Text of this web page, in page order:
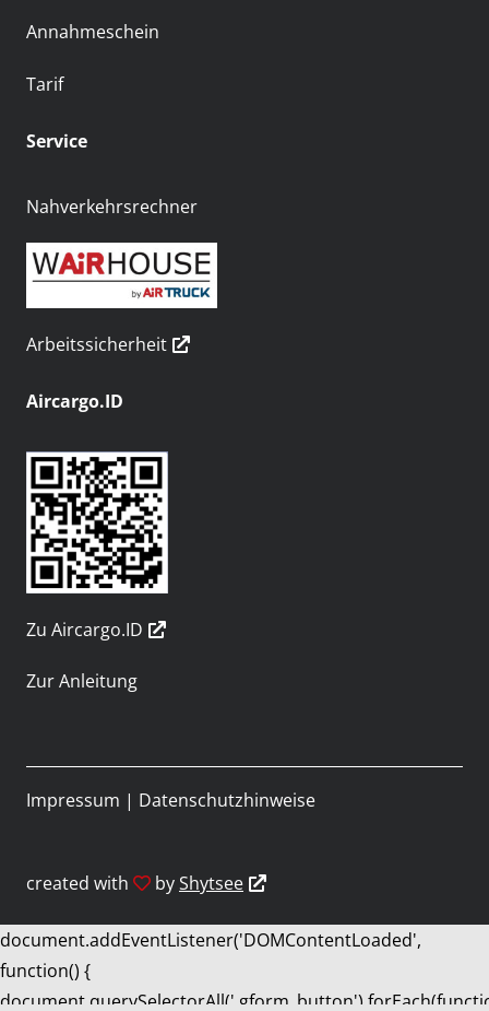
Annahmeschein
Tarif
Service
Nahverkehrsrechner
Arbeitssicherheit
Aircargo.ID
Zu Aircargo.ID
Zur Anleitung
created with byShytsee
Impressum | Datenschutzhinweise
document.addEventListener('DOMContentLoaded',
function() {